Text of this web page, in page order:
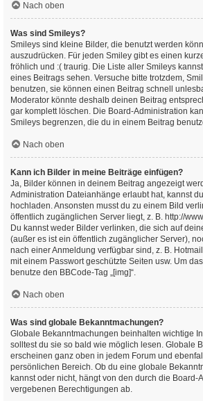
Nach oben
Was sind Smileys?
Smileys sind kleine Bilder, die benutzt werden
auszudrücken. Für jeden Smiley gibt es einen
fröhlich und :( traurig. Die Liste aller Smileys
eines Beitrags sehen. Versuche bitte trotzdem,
benutzen, sie können einen Beitrag schnell
Moderator könnte deshalb deinen Beitrag
gar komplett löschen. Die Board-Administration
Smileys begrenzen, die du in einem Beitrag
Nach oben
Kann ich Bilder in meine Beiträge einfügen?
Ja, Bilder können in deinem Beitrag angezeigt
Administration Dateianhänge erlaubt hat, kannst
hochladen. Ansonsten musst du zu einem Bild
öffentlich zugänglichen Server liegt, z. B. http://
Du kannst weder Bilder verlinken, die sich auf
(außer es ist ein öffentlich zugänglicher Server),
nach einer Anmeldung verfügbar sind, z. B.
mit einem Passwort geschützte Seiten usw. Um
benutze den BBCode-Tag „[img]“.
Nach oben
Was sind globale Bekanntmachungen?
Globale Bekanntmachungen beinhalten wichtige
solltest du sie so bald wie möglich lesen. Globale
erscheinen ganz oben in jedem Forum und
persönlichen Bereich. Ob du eine globale
kannst oder nicht, hängt von den durch die Board-
vergebenen Berechtigungen ab.